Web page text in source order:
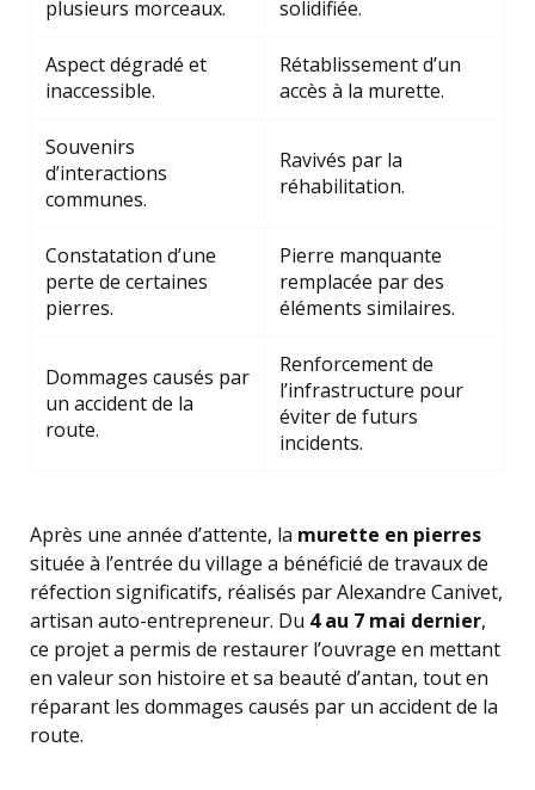
plusieurs morceaux. solidifiée.
Aspect dégradé et
inaccessible.
Rétablissement d’un
accès à la murette.
Souvenirs
d’interactions
communes.
Ravivés par la
réhabilitation.
Constatation d’une
perte de certaines
pierres.
Pierre manquante
remplacée par des
éléments similaires.
Dommages causés par
un accident de la
route.
Renforcement de
l’infrastructure pour
éviter de futurs
incidents.
Après une année d’attente, la murette en pierres
située à l’entrée du village a bénéficié de travaux de
réfection significatifs, réalisés par Alexandre Canivet,
artisan auto-entrepreneur. Du 4 au 7 mai dernier,
ce projet a permis de restaurer l’ouvrage en mettant
en valeur son histoire et sa beauté d’antan, tout en
réparant les dommages causés par un accident de la
route.